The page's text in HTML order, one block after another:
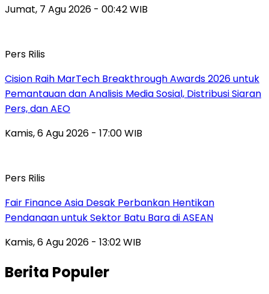
Jumat, 7 Agu 2026 - 00:42 WIB
Pers Rilis
Cision Raih MarTech Breakthrough Awards 2026 untuk
Pemantauan dan Analisis Media Sosial, Distribusi Siaran
Pers, dan AEO
Kamis, 6 Agu 2026 - 17:00 WIB
Pers Rilis
Fair Finance Asia Desak Perbankan Hentikan
Pendanaan untuk Sektor Batu Bara di ASEAN
Kamis, 6 Agu 2026 - 13:02 WIB
Berita Populer